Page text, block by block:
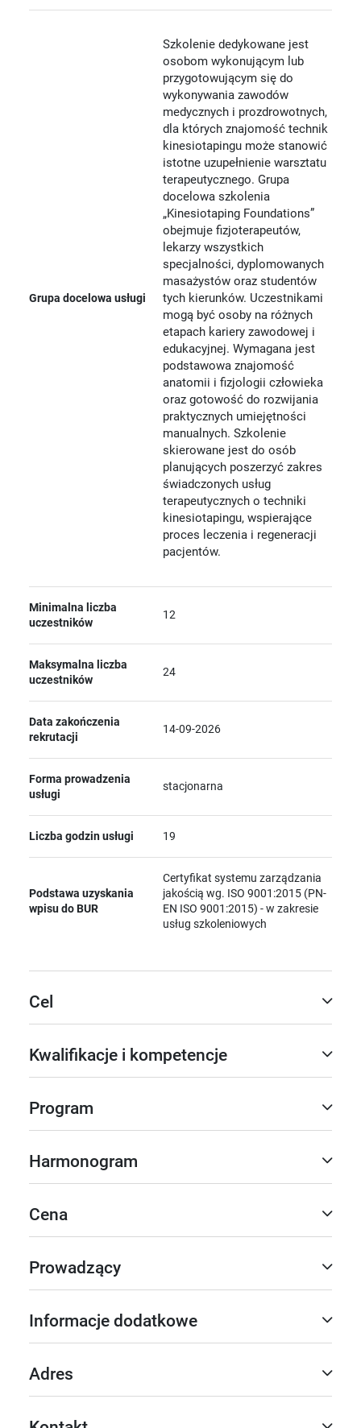
Grupa docelowa usługi
Szkolenie dedykowane jest
osobom wykonującym lub
przygotowującym się do
wykonywania zawodów
medycznych i prozdrowotnych,
dla których znajomość technik
kinesiotapingu może stanowić
istotne uzupełnienie warsztatu
terapeutycznego. Grupa
docelowa szkolenia
„Kinesiotaping Foundations”
obejmuje fizjoterapeutów,
lekarzy wszystkich
specjalności, dyplomowanych
masażystów oraz studentów
tych kierunków. Uczestnikami
mogą być osoby na różnych
etapach kariery zawodowej i
edukacyjnej. Wymagana jest
podstawowa znajomość
anatomii i fizjologii człowieka
oraz gotowość do rozwijania
praktycznych umiejętności
manualnych. Szkolenie
skierowane jest do osób
planujących poszerzyć zakres
świadczonych usług
terapeutycznych o techniki
kinesiotapingu, wspierające
proces leczenia i regeneracji
pacjentów.
Minimalna liczba
uczestników
12
Maksymalna liczba
uczestników
24
Data zakończenia
rekrutacji
14-09-2026
Forma prowadzenia
usługi
stacjonarna
Liczba godzin usługi 19
Podstawa uzyskania
wpisu do BUR
Certyfikat systemu zarządzania
jakością wg. ISO 9001:2015 (PN-
EN ISO 9001:2015) - w zakresie
usług szkoleniowych
Cel
Kwalifikacje i kompetencje
Program
Harmonogram
Cena
Prowadzący
Informacje dodatkowe
Adres